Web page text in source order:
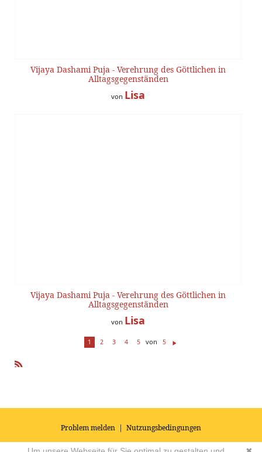
Vijaya Dashami Puja - Verehrung des Göttlichen in
Alltagsgegenständen
von Lisa
Vijaya Dashami Puja - Verehrung des Göttlichen in
Alltagsgegenständen
von Lisa
1 2 3 4 5 von 5
Problem melden
Nutzungsbedingungen
© 2026
Impressum | Datenschutz AGB's | Yoga Vidya Community -